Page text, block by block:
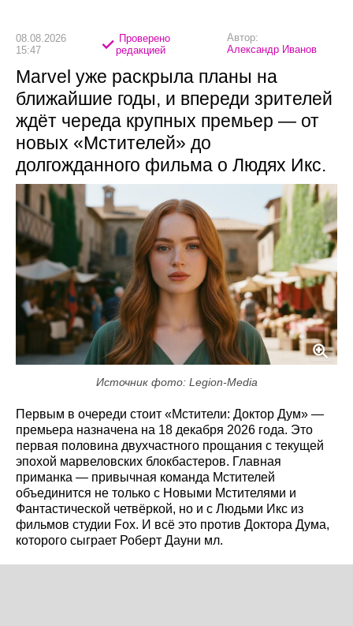
08.08.2026
15:47
Проверено
редакцией
Автор:
Александр Иванов
Marvel уже раскрыла планы на
ближайшие годы, и впереди зрителей
ждёт череда крупных премьер — от
новых «Мстителей» до
долгожданного фильма о Людях Икс.
Источник фото: Legion-Media
Первым в очереди стоит «Мстители: Доктор Дум» —
премьера назначена на 18 декабря 2026 года. Это
первая половина двухчастного прощания с текущей
эпохой марвеловских блокбастеров. Главная
приманка — привычная команда Мстителей
объединится не только с Новыми Мстителями и
Фантастической четвёркой, но и с Людьми Икс из
фильмов студии Fox. И всё это против Доктора Дума,
которого сыграет Роберт Дауни мл.